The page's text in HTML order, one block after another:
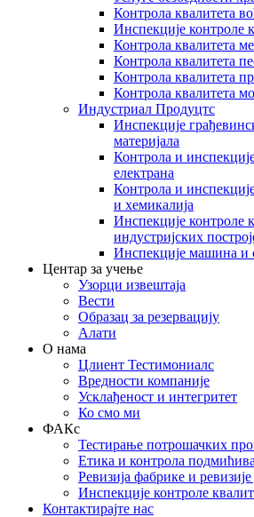
Контрола квалитета
Инспекције контроле
Контрола квалитета
Контрола квалитета
Контрола квалитета
Контрола квалитета
Индустриал Продуцтс
Инспекције
материјала
Контрола и
електрана
Контрола и
и хемикалија
Инспекције контроле
индустријских
Инспекције машина и
Центар за учење
Узорци извештаја
Вести
Образац за резервацију
Алати
О нама
Цлиент Тестимониалс
Вредности компаније
Усклађеност и интегритет
Ко смо ми
ФАКс
Тестирање потрошачких
Етика и контрола
Ревизија фабрике и
Инспекције контроле
Контактирајте нас